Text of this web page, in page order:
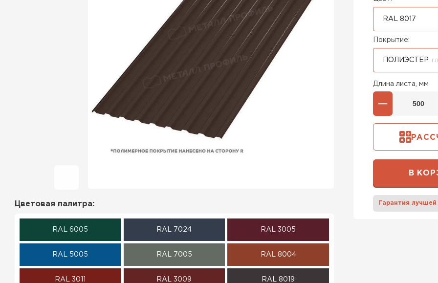
Фальцевая кровля
Ондулин
Гибкая черепица
Рулонная кровля
Керамическая
Цветовая палитра:
RAL 6005 RAL 7024 RAL 3005
RAL 5005 RAL 7005 RAL 8004
RAL 3011 RAL 3009 RAL 8019
RAL 8017
Покрытие:
ПОЛИЭСТЕР
Длина листа, мм
В
Гарантия лучшей
Профилированный лист
ПЕРЕЙТИ